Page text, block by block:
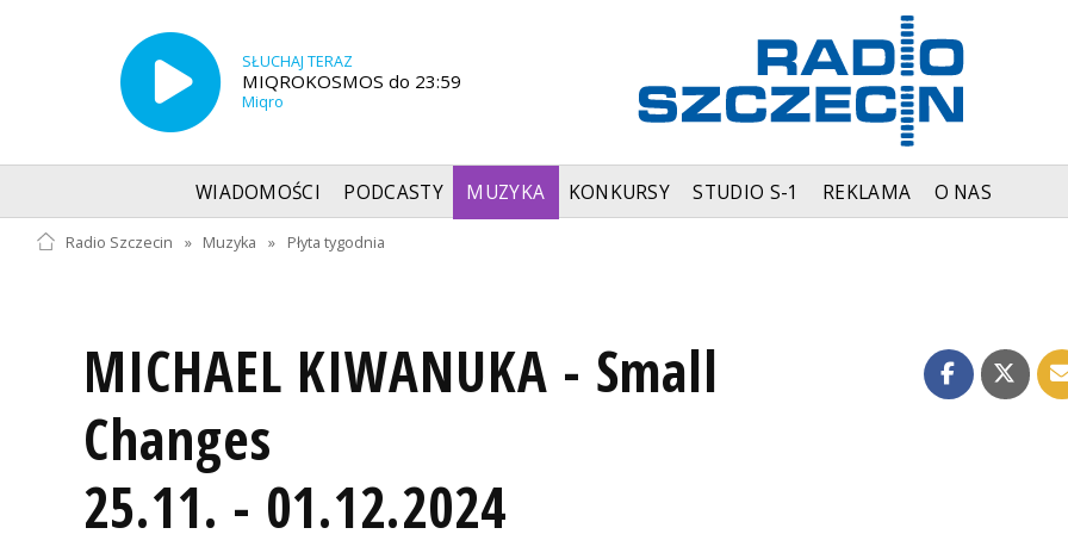
SŁUCHAJ TERAZ
MIQROKOSMOS do 23:59
Miqro
WIADOMOŚCI PODCASTY MUZYKA KONKURSY STUDIO S-1 REKLAMA O NAS
Radio Szczecin » Muzyka » Płyta tygodnia
MICHAEL KIWANUKA - Small
Changes
25.11. - 01.12.2024